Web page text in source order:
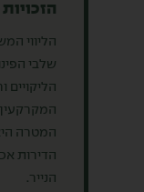
הזכויות
הליווי
שלבי
הליקויים
המטרה
הדירות
הנייר.